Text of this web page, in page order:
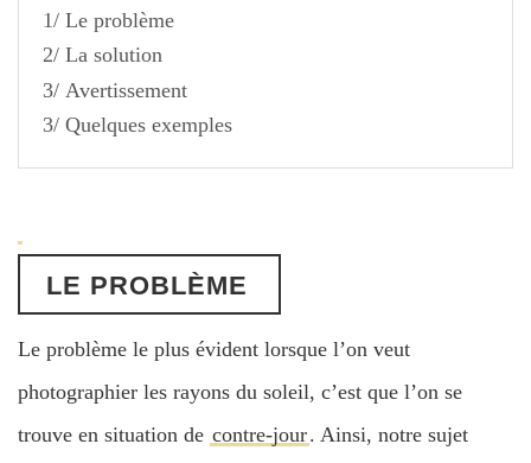
1/ Le problème
2/ La solution
3/ Avertissement
3/ Quelques exemples
LE PROBLÈME
Le problème le plus évident lorsque l’on veut
photographier les rayons du soleil, c’est que l’on se
trouve en situation de contre-jour. Ainsi, notre sujet